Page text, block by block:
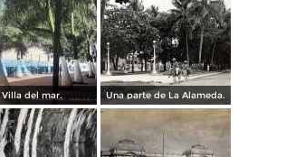
Villa del mar. Una parte de La Alameda.